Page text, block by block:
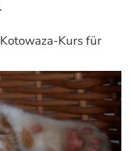
Kurs für